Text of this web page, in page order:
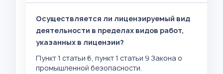
Осуществляется ли лицензируемый вид
деятельности в пределах видов работ,
указанных в лицензии?
Пункт 1 статьи 6, пункт 1 статьи 9 Закона о
промышленной безопасности.